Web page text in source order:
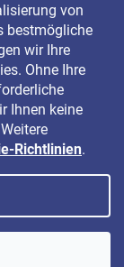
von
bestmögliche
wir Ihre
Ohne Ihre
Ihnen keine
Richtlinien.
uns auf:
vorbehalten.